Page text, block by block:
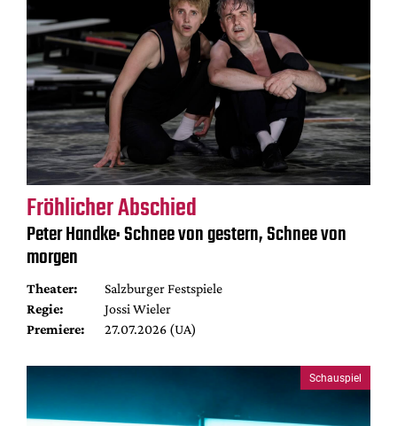
Fröhlicher Abschied
Peter Handke: Schnee von gestern, Schnee von
morgen
Theater:
Salzburger Festspiele
Regie:
Jossi Wieler
Premiere:
27.07.2026 (UA)
Schauspiel